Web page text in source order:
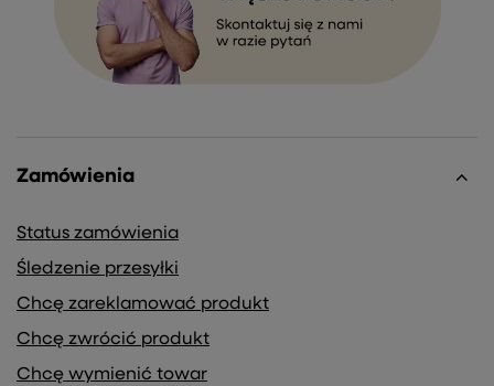
Zamówienia
Status zamówienia
Śledzenie przesyłki
Chcę zareklamować produkt
Chcę zwrócić produkt
Chcę wymienić towar